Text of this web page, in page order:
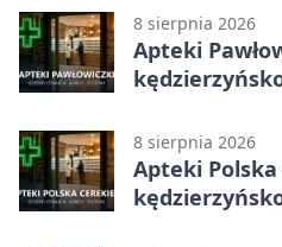
telefony,
8 sierpnia 2026
Apteki
8 sierpnia 2026
Apteki